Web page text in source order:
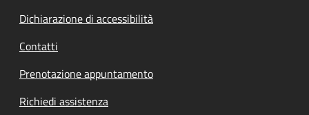
Dichiarazione di accessibilità
Contatti
Prenotazione appuntamento
Richiedi assistenza